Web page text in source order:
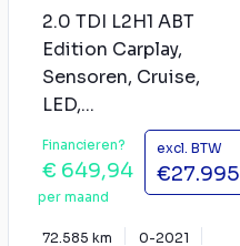
2.0 TDI L2H1 ABT
Edition Carplay,
Sensoren, Cruise,
LED,...
Financieren?
€ 649,94
per maand
excl. BTW
€27.995
72.585 km
0-2021